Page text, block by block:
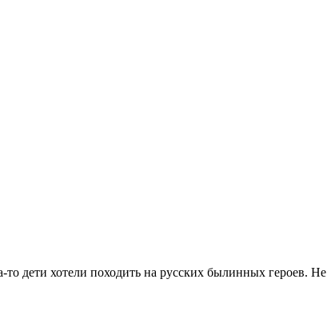
то дети хотели походить на русских былинных героев.